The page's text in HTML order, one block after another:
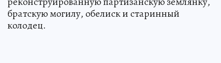
братскую могилу, обелиск и старинный
колодец.